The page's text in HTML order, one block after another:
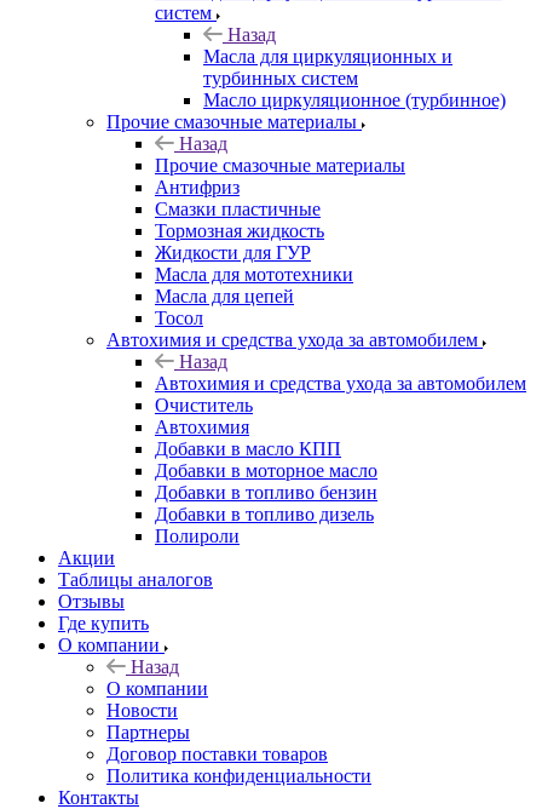
систем
Назад
Масла для циркуляционных и
турбинных систем
Масло циркуляционное (турбинное)
Прочие смазочные материалы
Назад
Прочие смазочные материалы
Антифриз
Смазки пластичные
Тормозная жидкость
Жидкости для ГУР
Масла для мототехники
Масла для цепей
Тосол
Автохимия и средства ухода за автомобилем
Назад
Автохимия и средства ухода за автомобилем
Очиститель
Автохимия
Добавки в масло КПП
Добавки в моторное масло
Добавки в топливо бензин
Добавки в топливо дизель
Полироли
Акции
Таблицы аналогов
Отзывы
Где купить
О компании
Назад
О компании
Новости
Партнеры
Договор поставки товаров
Политика конфиденциальности
Контакты